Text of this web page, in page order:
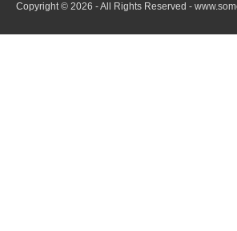
Copyright © 2026 - All Rights Reserved -